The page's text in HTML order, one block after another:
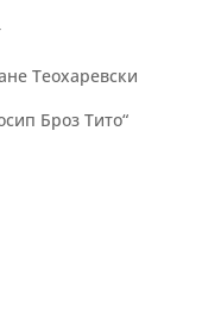
Теохаревски
Броз Тито“